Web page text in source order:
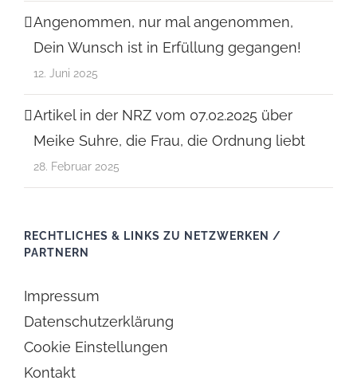
Angenommen, nur mal angenommen,
Dein Wunsch ist in Erfüllung gegangen!
12. Juni 2025
Artikel in der NRZ vom 07.02.2025 über
Meike Suhre, die Frau, die Ordnung liebt
28. Februar 2025
RECHTLICHES & LINKS ZU NETZWERKEN /
PARTNERN
Impressum
Datenschutzerklärung
Cookie Einstellungen
Kontakt